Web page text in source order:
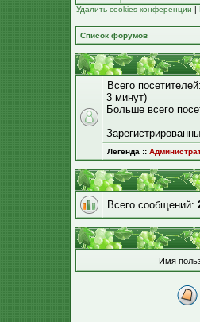
Удалить cookies конференции |
Список форумов
Всего посетителей:
3 минут)
Больше всего
Легенда ::
Всего сообщений:
Имя